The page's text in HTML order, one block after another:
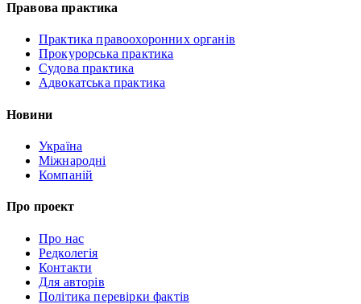
Правова практика
Практика правоохоронних органів
Прокурорська практика
Судова практика
Адвокатська практика
Новини
Україна
Міжнародні
Компаній
Про проект
Про нас
Редколегія
Контакти
Для авторів
Політика перевірки фактів